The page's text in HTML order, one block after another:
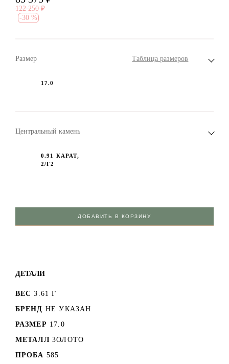
122 250 ₽
-30 %
Размер Таблица размеров
17.0
Центральный камень
0.91 КАРАТ,
2/Г2
ДОБАВИТЬ В КОРЗИНУ
ДЕТАЛИ
ВЕС 3.61 Г
БРЕНД НЕ УКАЗАН
РАЗМЕР 17.0
МЕТАЛЛ ЗОЛОТО
ПРОБА 585